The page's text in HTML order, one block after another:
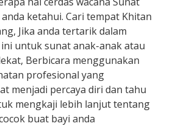
ketahui. Cari tempat Khitan
Jika anda tertarik dalam
untuk sunat anak-anak atau
Berbicara menggunakan
profesional yang
menjadi percaya diri dan tahu
mengkaji lebih lanjut tentang
buat bayi anda